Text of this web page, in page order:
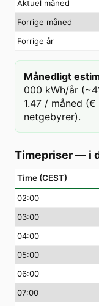
Aktuel måned
Forrige måned
Forrige år
Månedligt
000 kWh/år
1.47 / måned
netgebyrer).
Timepriser — i
Time (CEST)
02:00
03:00
04:00
05:00
06:00
07:00